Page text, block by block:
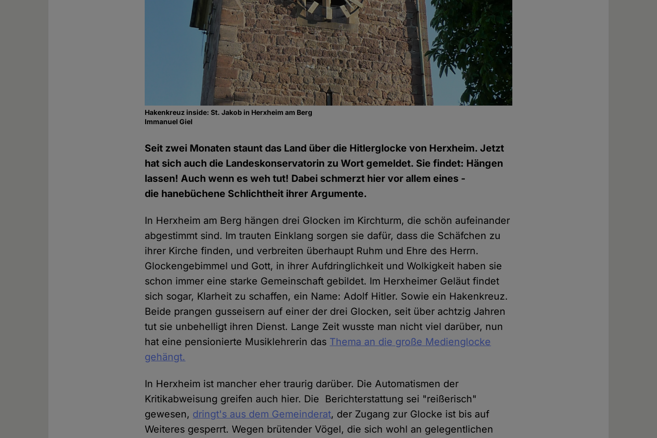
Hakenkreuz inside: St. Jakob in Herxheim am Berg
Immanuel Giel
Seit zwei Monaten staunt das Land über die Hitlerglocke von Herxheim. Jetzt
hat sich auch die Landeskonservatorin zu Wort gemeldet. Sie findet: Hängen
lassen! Auch wenn es weh tut! Dabei schmerzt hier vor allem eines -
die hanebüchene Schlichtheit ihrer Argumente.
In Herxheim am Berg hängen drei Glocken im Kirchturm, die schön aufeinander
abgestimmt sind. Im trauten Einklang sorgen sie dafür, dass die Schäfchen zu
ihrer Kirche finden, und verbreiten überhaupt Ruhm und Ehre des Herrn.
Glockengebimmel und Gott, in ihrer Aufdringlichkeit und Wolkigkeit haben sie
schon immer eine starke Gemeinschaft gebildet. Im Herxheimer Geläut findet
sich sogar, Klarheit zu schaffen, ein Name: Adolf Hitler. Sowie ein Hakenkreuz.
Beide prangen gusseisern auf einer der drei Glocken, seit über achtzig Jahren
tut sie unbehelligt ihren Dienst. Lange Zeit wusste man nicht viel darüber, nun
hat eine pensionierte Musiklehrerin das Thema an die große Medienglocke
gehängt.
In Herxheim ist mancher eher traurig darüber. Die Automatismen der
Kritikabweisung greifen auch hier. Die Berichterstattung sei "reißerisch"
gewesen, dringt's aus dem Gemeinderat, der Zugang zur Glocke ist bis auf
Weiteres gesperrt. Wegen brütender Vögel, die sich wohl an gelegentlichen